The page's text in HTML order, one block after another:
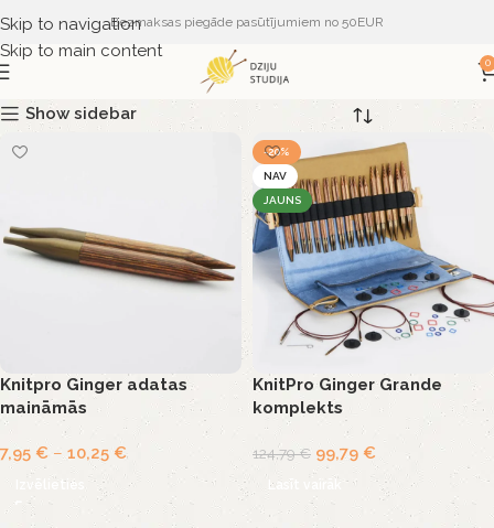
Skip to navigation
Skip to main content
Bezmaksas piegāde pasūtījumiem no 50EUR
0
Show sidebar
Knitpro Ginger adatas
maināmās
7,95 € – 10,25 €
Izvēlieties
-20%
NAV
JAUNS
KnitPro Ginger Grande
komplekts
124,79€ 99,79 €
Lasīt vairāk